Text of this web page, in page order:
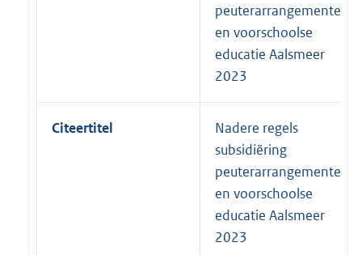
peuterarrangementen
en voorschoolse
educatie Aalsmeer
2023
Citeertitel
Nadere regels
subsidiëring
peuterarrangementen
en voorschoolse
educatie Aalsmeer
2023